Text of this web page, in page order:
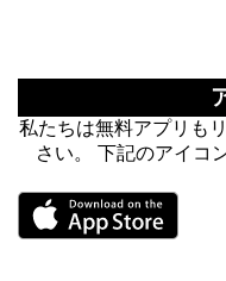
私たちは無料アプリも
さい。 下記のアイコ